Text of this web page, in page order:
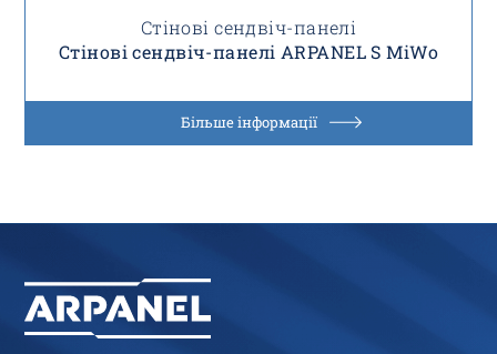
Стінові сендвіч-панелі
Стінові сендвіч-панелі ARPANEL S MiWo
Більше інформації